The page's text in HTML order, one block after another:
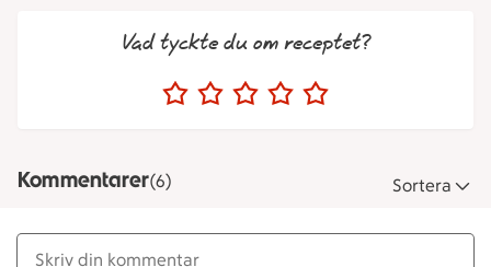
Vad tyckte du om receptet?
Kommentarer(6) Sortera